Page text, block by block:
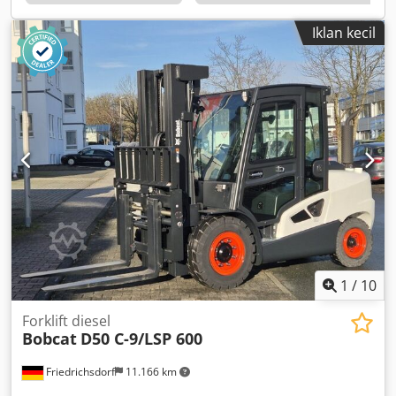
mm Fork width: 100 mm Fork thickness: 35 mm ISO class:
ISO Class 2 = 1,000 - 2,500 kg Mast type: Triplex Speed
class: 15 Condition: New machine Technical condition:
New Front tires type: Superelastic Front tires size: 18x7-8
Front tires condition: New Rear tires type: Superelastic
Rear tires size: 15x4.5-8 Rear tires condition: New Battery
voltage: 48V Battery capacity: 625Ah Battery manufacturer:
Midac Battery type: PzS Battery year of manufacture: 2024
Battery condition: New Sideshift, 3rd valve, 4th valve, rear
work lights, front work lights, full free lift, CE certificate,
interior mirror, beacon,
Iklan kecil
1 / 10
Friedrichsdorf 11.166 km
Forklift diesel
Bobcat D50 C-9/LSP 600